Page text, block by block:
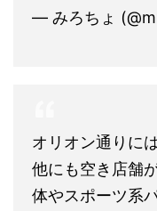
— みろちょ
オリオン通りに
他にも空き店舗
体やスポーツ系